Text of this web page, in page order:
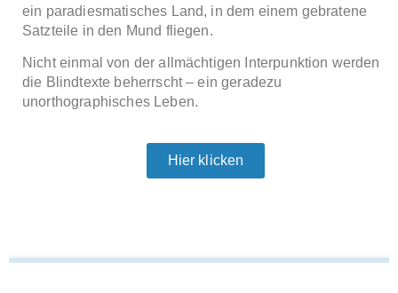
ein paradiesmatisches Land, in dem einem gebratene
Satzteile in den Mund fliegen.
Nicht einmal von der allmächtigen Interpunktion werden
die Blindtexte beherrscht – ein geradezu
unorthographisches Leben.
Hier klicken